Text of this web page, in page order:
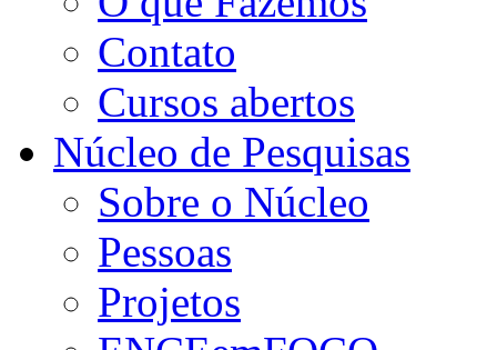
Contato
Cursos abertos
Núcleo de Pesquisas
Sobre o Núcleo
Pessoas
Projetos